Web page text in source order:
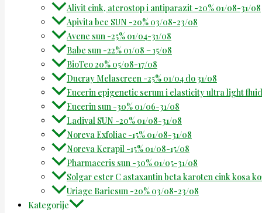
Alivit cink, aterostop i antiparazit -20% 01/08-31/08
Apivita bee SUN -20% 03/08-23/08
Avene sun -25% 01/04-31/08
Babe sun -22% 01/08 – 15/08
BioTeo 20% 05/08-17/08
Ducray Melascreen -25% 01/04 do 31/08
Eucerin epigenetic serum i elasticity ultra light
Eucerin sun -30% 01/06-31/08
Ladival SUN -20% 01/08-31/08
Noreva Exfoliac -15% 01/08-31/08
Noreva Kerapil -15% 01/08-15/08
Pharmaceris sun -30% 01/05-31/08
Solgar ester C astaxantin beta karoten cink kosa
Uriage Bariesun -20% 03/08-23/08
Kategorije